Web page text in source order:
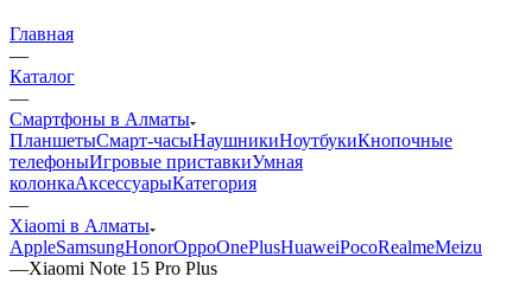
Главная
—
Каталог
—
Смартфоны в Алматы
ПланшетыСмарт-часыНаушникиНоутбукиКнопочные
телефоныИгровые приставкиУмная
колонкаАксессуарыКатегория
—
Xiaomi в Алматы
AppleSamsungHonorOppoOnePlusHuaweiPocoRealmeMeizu
—Xiaomi Note 15 Pro Plus